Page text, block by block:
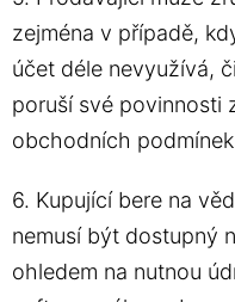
zejména v případě,
účet déle nevyužívá,
poruší své povinnosti
obchodních
6. Kupující bere na
nemusí být dostupný
ohledem na nutnou